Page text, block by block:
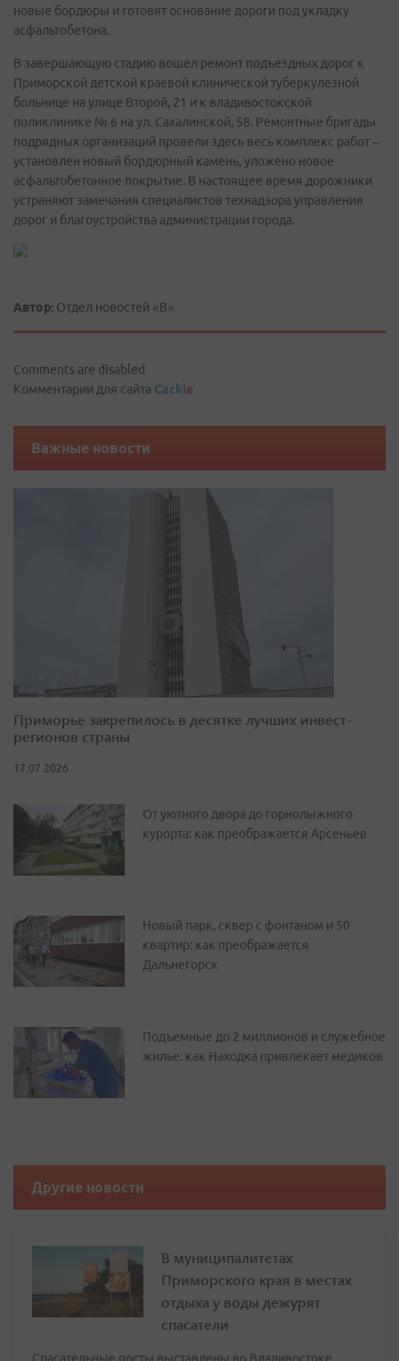
новые бордюры и готовят основание дороги под укладку
асфальтобетона.
В завершающую стадию вошел ремонт подъездных дорог к
Приморской детской краевой клинической туберкулезной
больнице на улице Второй, 21 и к владивостокской
поликлинике № 6 на ул. Сахалинской, 58. Ремонтные бригады
подрядных организаций провели здесь весь комплекс работ –
установлен новый бордюрный камень, уложено новое
асфальтобетонное покрытие. В настоящее время дорожники
устраняют замечания специалистов технадзора управления
дорог и благоустройства администрации города.
Автор: Отдел новостей «В»
Comments are disabled
Комментарии для сайта Cackle
Важные новости
Приморье закрепилось в десятке лучших инвест-
регионов страны
17.07.2026
От уютного двора до горнолыжного
курорта: как преображается Арсеньев
Новый парк, сквер с фонтаном и 50
квартир: как преображается
Дальнегорск
Подъемные до 2 миллионов и служебное
жилье: как Находка привлекает медиков
Другие новости
В муниципалитетах
Приморского края в местах
отдыха у воды дежурят
спасатели